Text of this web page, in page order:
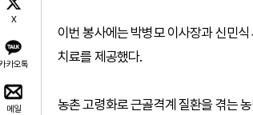
X
카오톡
메일
이번 봉사에는 박병모 이사장과 신민
치료를 제공했다.
농촌 고령화로 근골격계 질환을 겪는